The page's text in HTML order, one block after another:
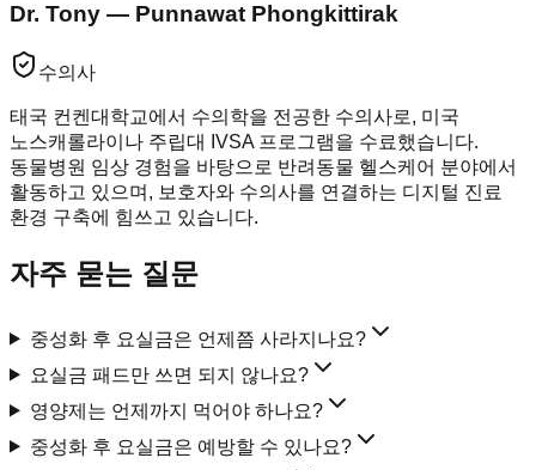
Dr. Tony — Punnawat Phongkittirak
수의사
태국 컨켄대학교에서 수의학을 전공한 수의사로, 미국
노스캐롤라이나 주립대 IVSA 프로그램을 수료했습니다.
동물병원 임상 경험을 바탕으로 반려동물 헬스케어 분야에서
활동하고 있으며, 보호자와 수의사를 연결하는 디지털 진료
환경 구축에 힘쓰고 있습니다.
자주 묻는 질문
중성화 후 요실금은 언제쯤 사라지나요?
요실금 패드만 쓰면 되지 않나요?
영양제는 언제까지 먹어야 하나요?
중성화 후 요실금은 예방할 수 있나요?